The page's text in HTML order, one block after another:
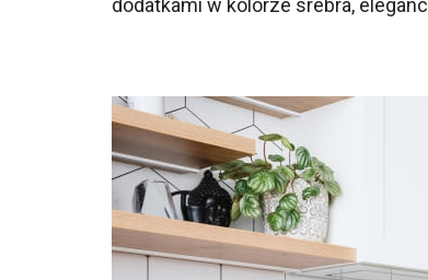
dodatkami w kolorze srebra,